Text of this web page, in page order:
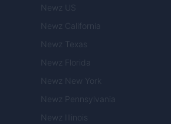
Newz US
Newz California
Newz Texas
Newz Florida
Newz New York
Newz Pennsylvania
Newz Illinois